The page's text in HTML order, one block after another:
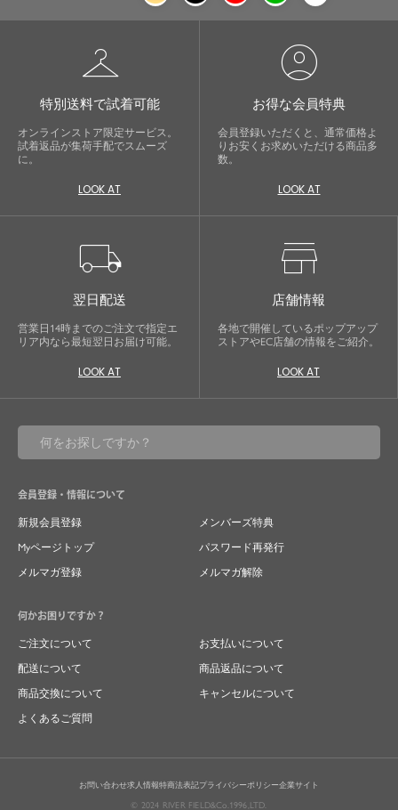
checkroom
特別送料で試着可能
オンラインストア限定サービス。
試着返品が集荷手配でスムーズ
に。
LOOK AT
account_circle
お得な会員特典
会員登録いただくと、通常価格よ
りお安くお求めいただける商品多
数。
LOOK AT
local_shipping
翌日配送
営業日14時までのご注文で指定エ
リア内なら最短翌日お届け可能。
LOOK AT
store
店舗情報
各地で開催しているポップアップ
ストアやEC店舗の情報をご紹介。
LOOK AT
会員登録・情報について
新規会員登録
メンバーズ特典
Myページトップ
パスワード再発行
メルマガ登録
メルマガ解除
何かお困りですか？
ご注文について
お支払いについて
配送について
商品返品について
商品交換について
キャンセルについて
よくあるご質問
お問い合わせ求人情報特商法表記プライバシーポリシー企業サイト
© 2024 RIVER FIELD&Co.1996,LTD.